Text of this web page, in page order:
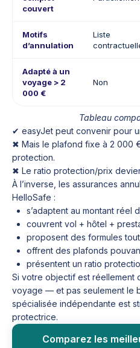
couvert
Motifs
d’annulation
Liste
Adapté à un
voyage > 2
000 €
Non
Tableau
✔ easyJet peut convenir pour
✖ Mais le plafond fixe à 2 000
protection.
✖ Le ratio protection/prix
À l’inverse, les assurances
HelloSafe :
s’adaptent au montant réel
couvrent vol + hôtel +
proposent des formules
offrent des plafonds
présentent un ratio
Si votre objectif est réellement
voyage — et pas seulement le
spécialisée indépendante est
protectrice.
Comparez les